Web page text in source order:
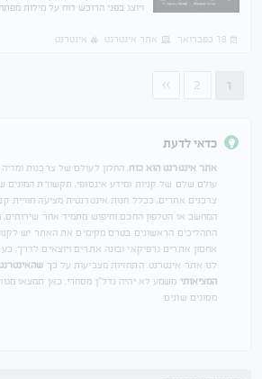
ויוצג בפני הרוכש דוח על מילות
18 בפברואר
אתר אינטרנט אינטרנט
1
2
»
כדאי לדעת
אתר אינטרנט הוא כוח , החלון לעולם של צרכנות
עולם שלם של קניות ומידע אינסופי, תקשורת המונים
צרכנים אחרים, ככלל חנות אינטרנטית מציעה חוויית
המחשב או הטלפון החכם וחיפוש מתמיד אחר שירותים,
התהליכים הראשונים בטרם מקימים את האתר יש
אחסון אתרים גרפיקאי ובונה אתרים ויוצאים לדרך,
לנו אתר אינטרנט. התחזיות מצביעות על כך
המציאותי משמע לא יהיה נדל"ן מסחרי. כאן תמצאו
מסוגים שונים